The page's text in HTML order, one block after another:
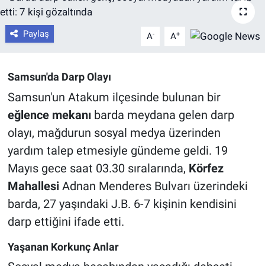
Paylaş A- A+
Samsun'da Darp Olayı
Samsun'un Atakum ilçesinde bulunan bir
eğlence mekanıbarda meydana gelen darp
olayı, mağdurun sosyal medya üzerinden
yardım talep etmesiyle gündeme geldi. 19
Mayıs gece saat 03.30 sıralarında, Körfez
MahallesiAdnan Menderes Bulvarı üzerindeki
barda, 27 yaşındaki J.B. 6-7 kişinin kendisini
darp ettiğini ifade etti.
Yaşanan Korkunç Anlar